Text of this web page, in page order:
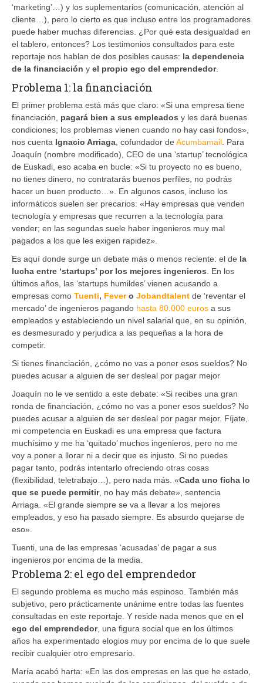
‘marketing’…) y los suplementarios (comunicación, atención al
cliente…), pero lo cierto es que incluso entre los programadores
puede haber muchas diferencias. ¿Por qué esta desigualdad en
el tablero, entonces? Los testimonios consultados para este
reportaje nos hablan de dos posibles causas: la dependencia
de la financiación y el propio ego del emprendedor.
Problema 1: la financiación
El primer problema está más que claro: «Si una empresa tiene
financiación, pagará bien a sus empleados y les dará buenas
condiciones; los problemas vienen cuando no hay casi fondos»,
nos cuenta Ignacio Arriaga , cofundador de Acumbamail . Para
Joaquín (nombre modificado), CEO de una ‘startup’ tecnológica
de Euskadi, eso acaba en bucle: «Si tu proyecto no es bueno,
no tienes dinero, no contratarás buenos perfiles, no podrás
hacer un buen producto…». En algunos casos, incluso los
informáticos suelen ser precarios: «Hay empresas que venden
tecnología y empresas que recurren a la tecnología para
vender; en las segundas suele haber ingenieros muy mal
pagados a los que les exigen rapidez».
Es aquí donde surge un debate más o menos reciente: el de la
lucha entre ‘startups’ por los mejores ingenieros . En los
últimos años, las ‘startups humildes’ vienen acusando a
empresas como Tuenti, Fevero Jobandtalent de ‘reventar el
mercado’ de ingenieros pagando hasta 80.000 euros a sus
empleados y estableciendo un nivel salarial que, en su opinión,
es desmesurado y perjudica a las pequeñas a la hora de
competir.
Si tienes financiación, ¿cómo no vas a poner esos sueldos? No
puedes acusar a alguien de ser desleal por pagar mejor
Joaquín no le ve sentido a este debate: «Si recibes una gran
ronda de financiación, ¿cómo no vas a poner esos sueldos? No
puedes acusar a alguien de ser desleal por pagar mejor. Fíjate,
mi competencia en Euskadi es una empresa que factura
muchísimo y me ha ‘quitado’ muchos ingenieros, pero no me
voy a poner a llorar ni a decir que es injusto. Si no puedes
pagar tanto, podrás intentarlo ofreciendo otras cosas
(flexibilidad, teletrabajo…), pero nada más. «Cada uno ficha lo
que se puede permitir, no hay más debate», sentencia
Arriaga. «El grande siempre se va a llevar a los mejores
empleados, y eso ha pasado siempre. Es absurdo quejarse de
eso».
Tuenti, una de las empresas ‘acusadas’ de pagar a sus
ingenieros por encima de la media.
Problema 2: el ego del emprendedor
El segundo problema es mucho más espinoso. También más
subjetivo, pero prácticamente unánime entre todas las fuentes
consultadas en este reportaje. Y reside nada menos que en el
ego del emprendedor, una figura social que en los últimos
años ha experimentado elogios muy por encima de lo que suele
recibir cualquier otro empresario.
María acabó harta: «En las dos empresas en las que he estado,